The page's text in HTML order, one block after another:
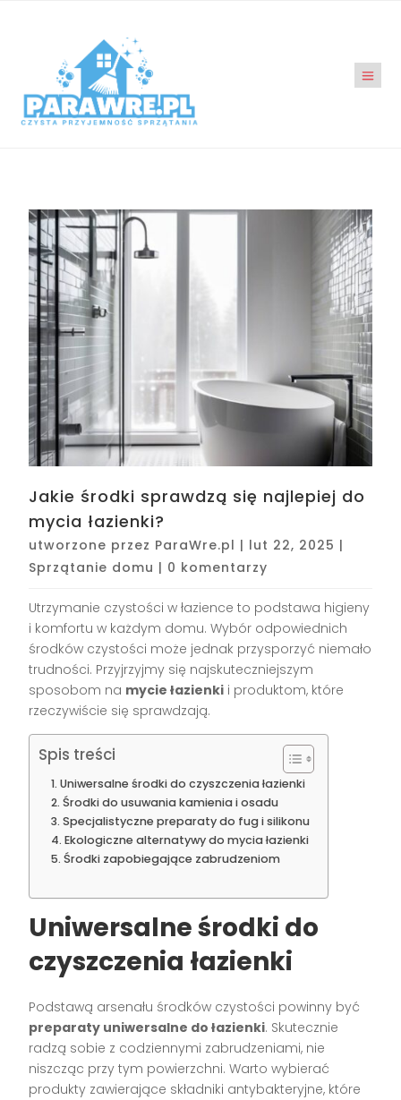
Jakie środki sprawdzą się najlepiej do
mycia łazienki?
utworzone przez ParaWre.pl | lut 22, 2025 |
Sprzątanie domu | 0 komentarzy
Utrzymanie czystości w łazience to podstawa higieny
i komfortu w każdym domu. Wybór odpowiednich
środków czystości może jednak przysporzyć niemało
trudności. Przyjrzyjmy się najskuteczniejszym
sposobom na mycie łazienki i produktom, które
rzeczywiście się sprawdzają.
Spis treści
Uniwersalne środki do czyszczenia łazienki
Środki do usuwania kamienia i osadu
Specjalistyczne preparaty do fug i silikonu
Ekologiczne alternatywy do mycia łazienki
Środki zapobiegające zabrudzeniom
Uniwersalne środki do
czyszczenia łazienki
Podstawą arsenału środków czystości powinny być
preparaty uniwersalne do łazienki. Skutecznie
radzą sobie z codziennymi zabrudzeniami, nie
niszcząc przy tym powierzchni. Warto wybierać
produkty zawierające składniki antybakteryjne, które